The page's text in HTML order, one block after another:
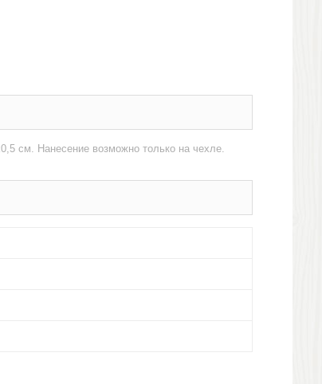
см. Нанесение возможно только на чехле.